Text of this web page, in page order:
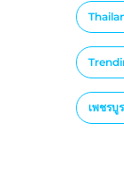
เพชรบู